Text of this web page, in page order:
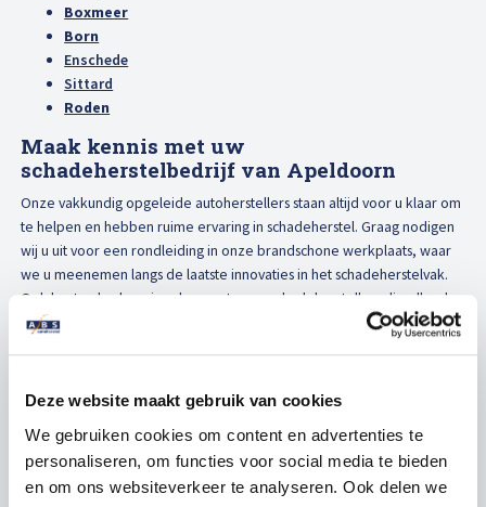
Deze website maakt gebruik van cookies
We gebruiken cookies om content en advertenties te
personaliseren, om functies voor social media te bieden
en om ons websiteverkeer te analyseren. Ook delen we
Boxmeer
Born
Enschede
Sittard
Roden
Maak kennis met uw
schadeherstelbedrijf van Apeldoorn
Onze vakkundig opgeleide autoherstellers staan altijd voor u klaar om
te helpen en hebben ruime ervaring in schadeherstel. Graag nodigen
wij u uit voor een rondleiding in onze brandschone werkplaats, waar
we u meenemen langs de laatste innovaties in het schadeherstelvak.
Ook kunt u dan kennismaken met onze schadeherstellers die elke dag
bezig zijn met hun passie voor auto’s. Hierdoor kunt u er op rekenen
schadeherstel
Doordat wij continu blijven onderzoeken hoe wij uw auto nog
vakkundiger en nog sneller kunnen repareren, beschikken wij over de
modernste technieken. Daarnaast zorgen wij ervoor dat onze